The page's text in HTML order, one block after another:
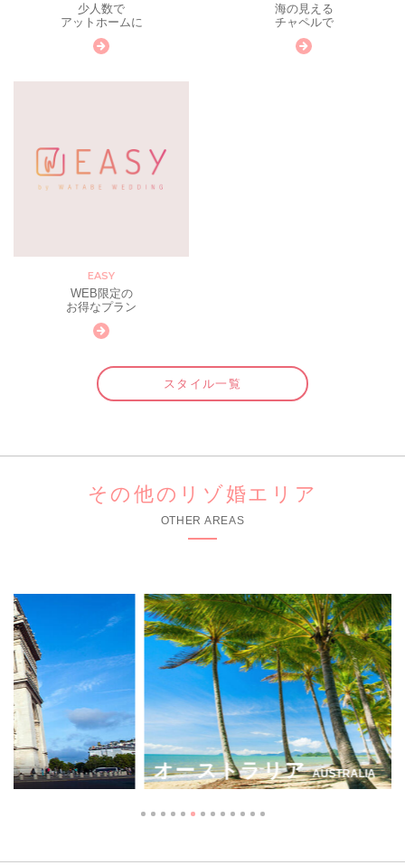
少人数で
アットホームに
海の見える
チャペルで
EASY
WEB限定の
お得なプラン
スタイル一覧
その他のリゾ婚エリア
OTHER AREAS
オーストラリア AUSTRALIA